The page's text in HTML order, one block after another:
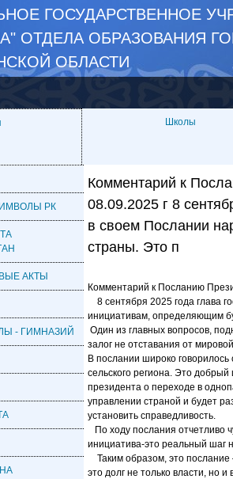
ГОСУДАРСТВЕННОЕ
ОТДЕЛА ОБРАЗОВАНИЯ
ОБЛАСТИ
Школы
РК
АКТЫ
- ГИМНАЗИЙ
Комментарий к
08.09.2025 г 8
в своем Послании
страны. Это п
Комментарий к Посланию
8 сентября 2025 года глава
инициативам, определяющим
Один из главных вопросов,
залог не отставания от
В послании широко
сельского региона. Это
президента о переходе в
управлении страной и будет
установить справедливость.
По ходу послания отчетливо
инициатива-это реальный шаг
Таким образом, это послание
это долг не только власти, но